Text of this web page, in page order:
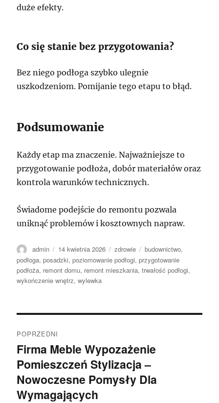
duże efekty.
Co się stanie bez przygotowania?
Bez niego podłoga szybko ulegnie
uszkodzeniom. Pomijanie tego etapu to błąd.
Podsumowanie
Każdy etap ma znaczenie. Najważniejsze to
przygotowanie podłoża, dobór materiałów oraz
kontrola warunków technicznych.
Świadome podejście do remontu pozwala
uniknąć problemów i kosztownych napraw.
Autor
admin
Data
publikacji
14 kwietnia 2026 Kategorie
zdrowie Tagi
budownictwo,
podłoga,posadzki,poziomowanie podłogi,przygotowanie
podłoża, remont domu, remont mieszkania,trwałość podłogi,
wykończenie wnętrz,wylewka
wpisu
POPRZEDNI
Poprzedni
wpis:
Firma Meble Wypozażenie
Pomieszczeń Stylizacja –
Nowoczesne Pomysły Dla
Wymagających